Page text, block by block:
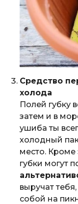
Средство
холода
Полей губку
затем и в
ушиба ты
холодный
место.
губки могут
выручат
собой на